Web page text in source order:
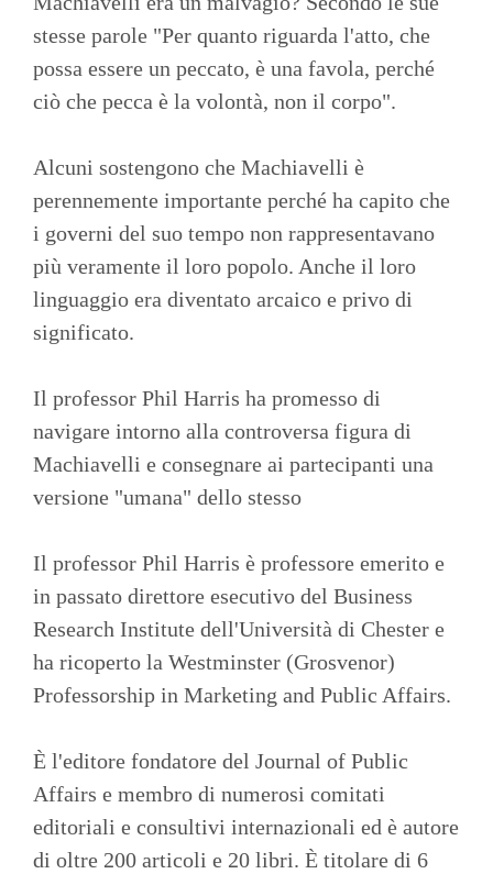
stesse parole "Per quanto riguarda l'atto, che
possa essere un peccato, è una favola, perché
ciò che pecca è la volontà, non il corpo".
Alcuni sostengono che Machiavelli è
perennemente importante perché ha capito che
i governi del suo tempo non rappresentavano
più veramente il loro popolo. Anche il loro
linguaggio era diventato arcaico e privo di
significato.
Il professor Phil Harris ha promesso di
navigare intorno alla controversa figura di
Machiavelli e consegnare ai partecipanti una
versione "umana" dello stesso
Il professor Phil Harris è professore emerito e
in passato direttore esecutivo del Business
Research Institute dell'Università di Chester e
ha ricoperto la Westminster (Grosvenor)
Professorship in Marketing and Public Affairs.
È l'editore fondatore del Journal of Public
Affairs e membro di numerosi comitati
editoriali e consultivi internazionali ed è autore
di oltre 200 articoli e 20 libri. È titolare di 6